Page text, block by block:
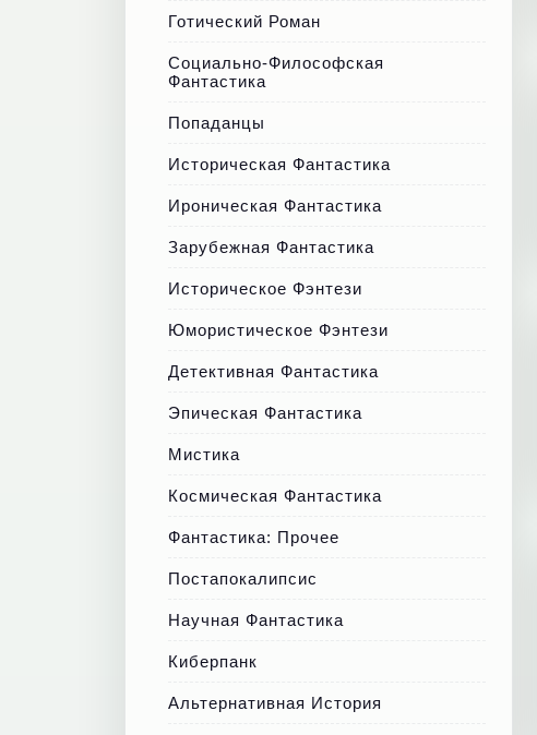
Готический Роман
Социально-Философская
Фантастика
Попаданцы
Историческая Фантастика
Ироническая Фантастика
Зарубежная Фантастика
Историческое Фэнтези
Юмористическое Фэнтези
Детективная Фантастика
Эпическая Фантастика
Мистика
Космическая Фантастика
Фантастика: Прочее
Постапокалипсис
Научная Фантастика
Киберпанк
Альтернативная История